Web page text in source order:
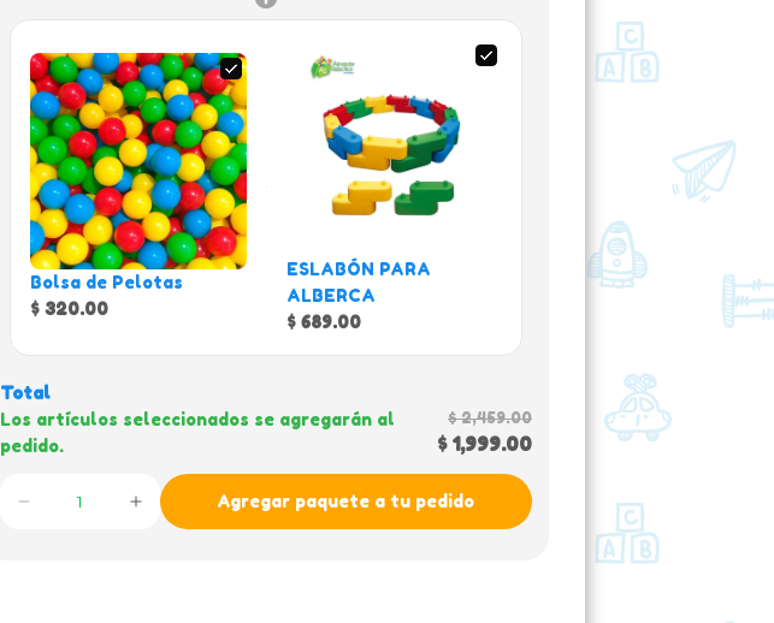
Bolsa de Pelotas
$ 320.00
ESLABÓN PARA
ALBERCA
$ 689.00
Total
Los artículos seleccionados se agregarán al
pedido.
$ 2,459.00
$ 1,999.00
Agregar paquete a tu pedido